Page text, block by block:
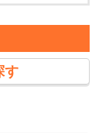
す